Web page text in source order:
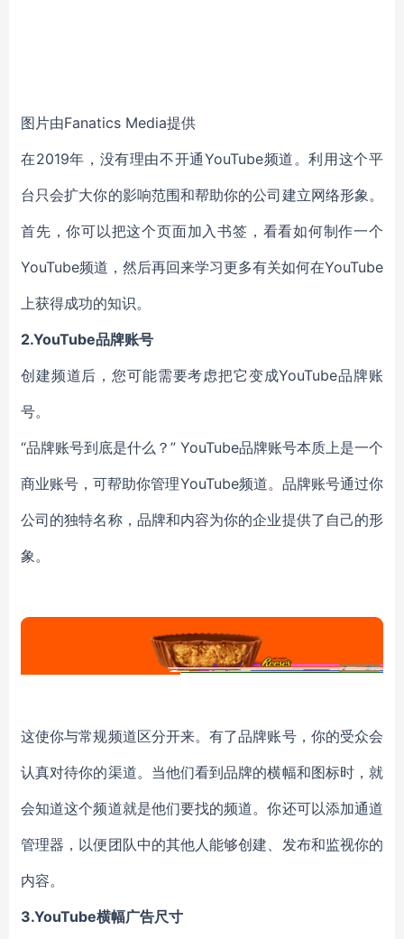
图片由Fanatics Media提供
在2019年，没有理由不开通YouTube频道。利用这个平
台只会扩大你的影响范围和帮助你的公司建立网络形象。
首先，你可以把这个页面加入书签，看看如何制作一个
YouTube频道，然后再回来学习更多有关如何在YouTube
上获得成功的知识。
2.YouTube品牌账号
创建频道后，您可能需要考虑把它变成YouTube品牌账
号。
“品牌账号到底是什么？” YouTube品牌账号本质上是一个
商业账号，可帮助你管理YouTube频道。品牌账号通过你
公司的独特名称，品牌和内容为你的企业提供了自己的形
象。
这使你与常规频道区分开来。有了品牌账号，你的受众会
认真对待你的渠道。当他们看到品牌的横幅和图标时，就
会知道这个频道就是他们要找的频道。你还可以添加通道
管理器，以便团队中的其他人能够创建、发布和监视你的
内容。
3.YouTube横幅广告尺寸